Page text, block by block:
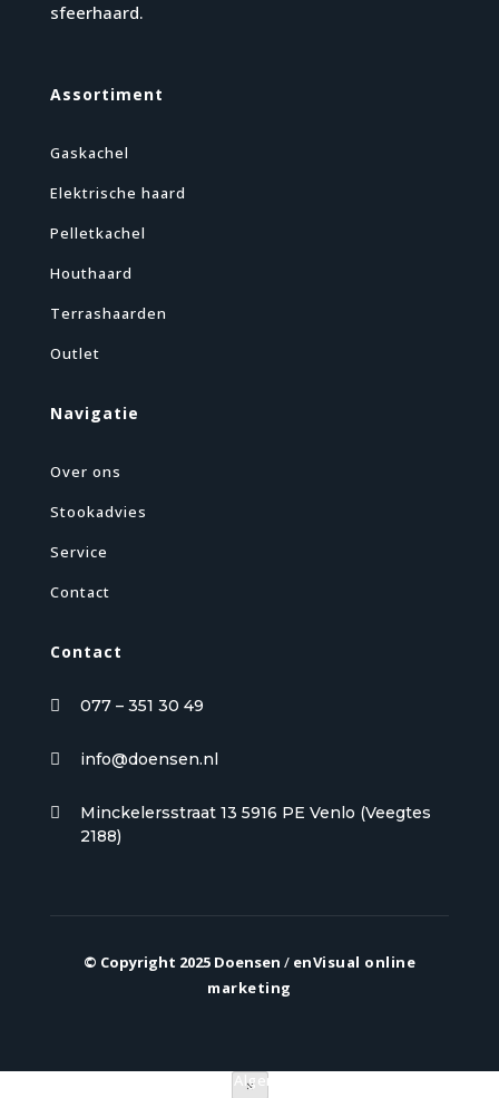
sfeerhaard.
Assortiment
Gaskachel
Elektrische haard
Pelletkachel
Houthaard
Terrashaarden
Outlet
Navigatie
Over ons
Stookadvies
Service
Contact
Contact
 077 – 351 30 49
 info@doensen.nl

Minckelersstraat 13 5916 PE Venlo (Veegtes
2188)
© Copyright 2025 Doensen / enVisual online
marketing
|Algemene voorwaarden
×